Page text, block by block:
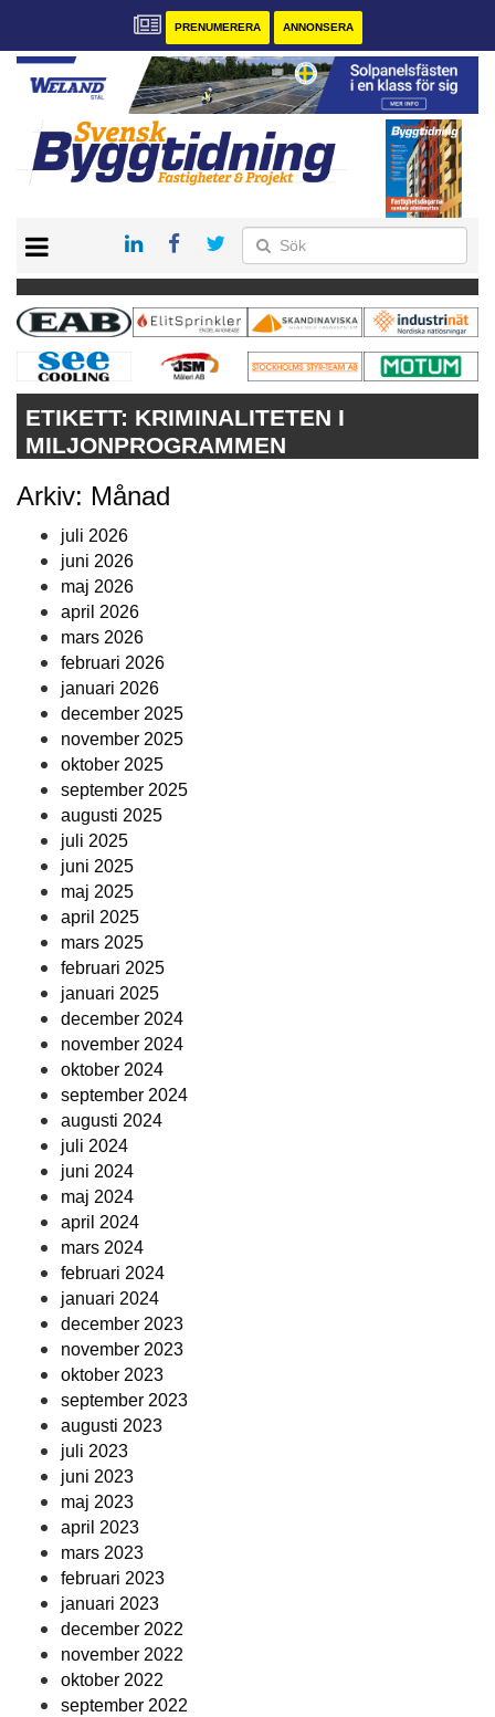
PRENUMERERA ANNONSERA
PRENUMERERA
VÅRA ANDRA MAGASIN
ANNONSERA
KONTAKT
ETIKETT: KRIMINALITETEN I
MILJONPROGRAMMEN
Arkiv: Månad
juli 2026
juni 2026
maj 2026
april 2026
mars 2026
februari 2026
januari 2026
december 2025
november 2025
oktober 2025
september 2025
augusti 2025
juli 2025
juni 2025
maj 2025
april 2025
mars 2025
februari 2025
januari 2025
december 2024
november 2024
oktober 2024
september 2024
augusti 2024
juli 2024
juni 2024
maj 2024
april 2024
mars 2024
februari 2024
januari 2024
december 2023
november 2023
oktober 2023
september 2023
augusti 2023
juli 2023
juni 2023
maj 2023
april 2023
mars 2023
februari 2023
januari 2023
december 2022
november 2022
oktober 2022
september 2022